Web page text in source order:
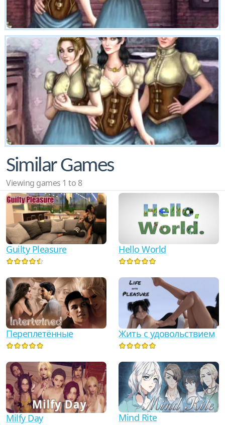
Similar Games
Viewing games 1 to 8
Guilty Pleasure Hello World
Переплетённые Жить с удовольствием
Milfy Day Mind Rite